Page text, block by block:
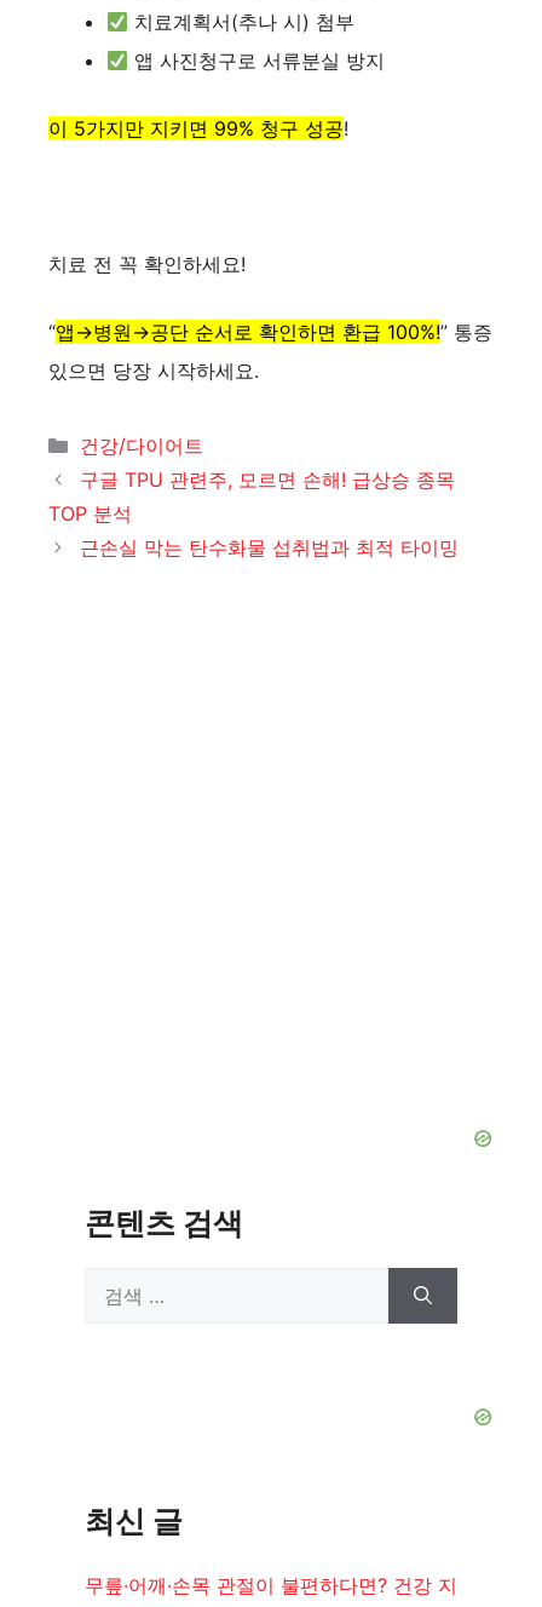
치료계획서(추나 시) 첨부
앱 사진청구로 서류분실 방지
이 5가지만 지키면 99% 청구 성공!
치료 전 꼭 확인하세요!
“앱→병원→공단 순서로 확인하면 환급 100%!” 통증
있으면 당장 시작하세요.
카
테
고
리
건강/다이어트
구글 TPU 관련주, 모르면 손해! 급상승 종목
TOP 분석
근손실 막는 탄수화물 섭취법과 최적 타이밍
콘텐츠 검색
최신 글
무릎·어깨·손목 관절이 불편하다면? 건강 지